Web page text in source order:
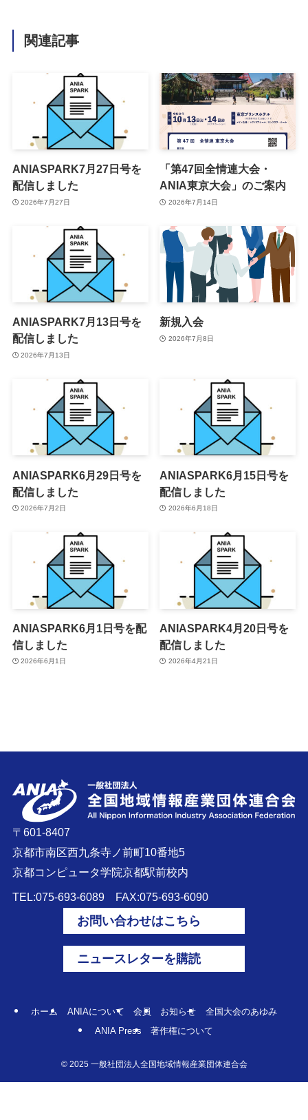
関連記事
ANIASPARK7月27日号を
配信しました
2026年7月27日
「第47回全情連大会・
ANIA東京大会」のご案内
2026年7月14日
ANIASPARK7月13日号を
配信しました
2026年7月13日
新規入会
2026年7月8日
ANIASPARK6月29日号を
配信しました
2026年7月2日
ANIASPARK6月15日号を
配信しました
2026年6月18日
ANIASPARK6月1日号を配
信しました
2026年6月1日
ANIASPARK4月20日号を
配信しました
2026年4月21日
〒601-8407
京都市南区西九条寺ノ前町10番地5
京都コンピュータ学院京都駅前校内
TEL:075-693-6089 FAX:075-693-6090
お問い合わせはこちら
ニュースレターを購読
ホーム ANIAについて 会員 お知らせ
全国大会のあゆみ
ANIA Press
著作権について
©2025 一般社団法人全国地域情報産業団体連合会